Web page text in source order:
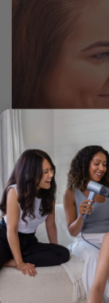
DECEMBER 22
Ką
slinkimo?
gydymas
Ar jums įdomu: